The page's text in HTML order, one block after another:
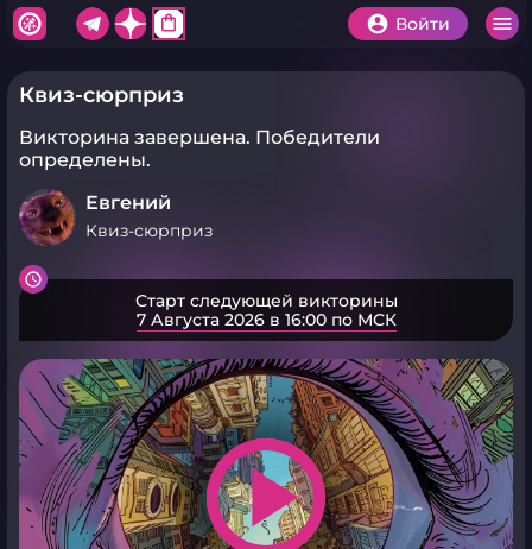
shopping_bag Войти
Квиз-сюрприз
Викторина завершена. Победители
определены.
Евгений
Квиз-сюрприз
Старт следующей викторины
7 Августа 2026 в 16:00 по МСК
play_arrow